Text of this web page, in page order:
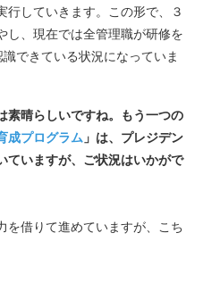
行していきます。この形で、３
し、現在では全管理職が研修を
できている状況になっていま
晴らしいですね。もう一つの
成プログラム 」は、プレジデン
ていますが、ご状況はいかがで
借りて進めていますが、こち